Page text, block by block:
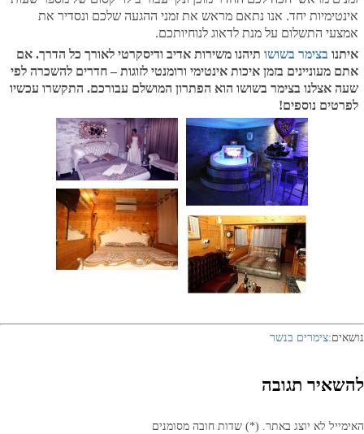
אינטימיות יחד. אנו נתאם מראש את זמני ההגעה שלכם ונסדיר את
אמצעי התשלום על מנת לדאוג לנוחיותכם.
איתנו בצימר בשושותיהנו משירות אדיב ודיסקרטי לאורך כל הדרך. אם
אתם מעוניינים בזמן איכות אינטימי ורומנטי לזוגות – חדרים להשכרה לפי
שעה אצלנו בצימר בשושו הוא הפתרון המושלם עבורכם. התקשרו עכשיו
לפרטים נוספים!
נושאים:צימרים בנשר
להשאיר תגובה
האימייל לא יוצג באתר. (
*) שדות חובה מסומנים